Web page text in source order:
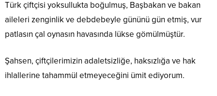
Türk çiftçisi yoksullukta boğulmuş, Başbakan ve bakan
aileleri zenginlik ve debdebeyle gününü gün etmiş, vur
patlasın çal oynasın havasında lükse gömülmüştür.
Şahsen, çiftçilerimizin adaletsizliğe, haksızlığa ve hak
ihlallerine tahammül etmeyeceğini ümit ediyorum.